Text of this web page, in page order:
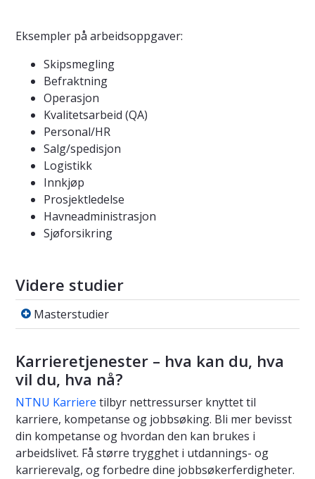
Eksempler på arbeidsoppgaver:
Skipsmegling
Befraktning
Operasjon
Kvalitetsarbeid (QA)
Personal/HR
Salg/spedisjon
Logistikk
Innkjøp
Prosjektledelse
Havneadministrasjon
Sjøforsikring
Videre studier
Masterstudier
Masterstudier
Karrieretjenester – hva kan du, hva
vil du, hva nå?
NTNU Karriere tilbyr nettressurser knyttet til
karriere, kompetanse og jobbsøking. Bli mer bevisst
din kompetanse og hvordan den kan brukes i
arbeidslivet. Få større trygghet i utdannings- og
karrierevalg, og forbedre dine jobbsøkerferdigheter.